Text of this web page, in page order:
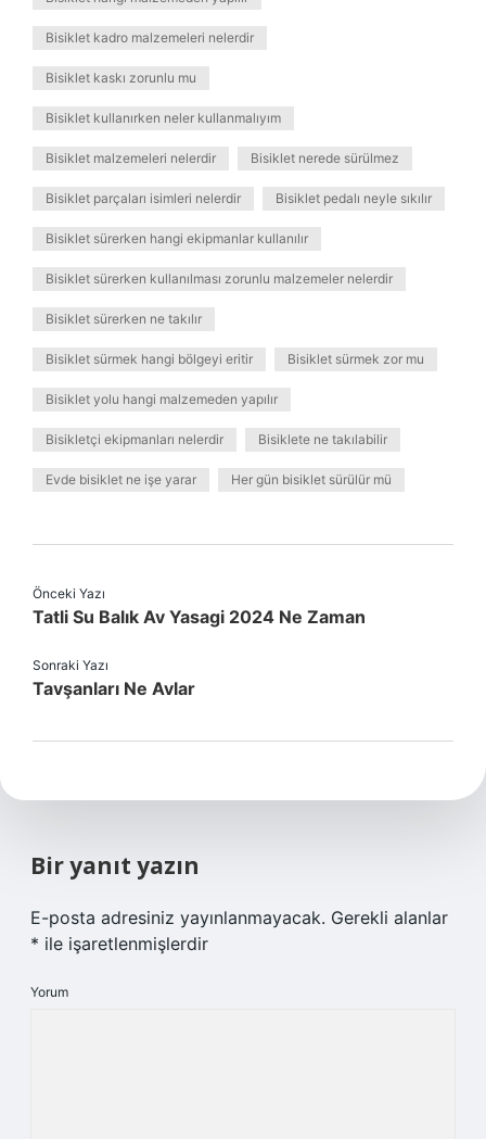
Bisiklet kadro malzemeleri nelerdir
Bisiklet kaskı zorunlu mu
Bisiklet kullanırken neler kullanmalıyım
Bisiklet malzemeleri nelerdir Bisiklet nerede sürülmez
Bisiklet parçaları isimleri nelerdir Bisiklet pedalı neyle sıkılır
Bisiklet sürerken hangi ekipmanlar kullanılır
Bisiklet sürerken kullanılması zorunlu malzemeler nelerdir
Bisiklet sürerken ne takılır
Bisiklet sürmek hangi bölgeyi eritir Bisiklet sürmek zor mu
Bisiklet yolu hangi malzemeden yapılır
Bisikletçi ekipmanları nelerdir Bisiklete ne takılabilir
Evde bisiklet ne işe yarar Her gün bisiklet sürülür mü
Önceki Yazı
Tatli Su Balık Av Yasagi 2024 Ne Zaman
Sonraki Yazı
Tavşanları Ne Avlar
Bir yanıt yazın
E-posta adresiniz yayınlanmayacak. Gerekli alanlar
* ile işaretlenmişlerdir
Yorum